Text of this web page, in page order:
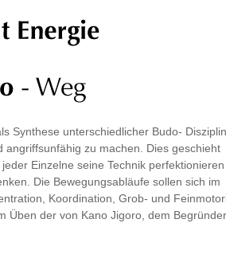
Synthese unterschiedlicher Budo-
zu machen. Dies geschieht
Einzelne seine Technik perfektionieren
Die Bewegungsabläufe sollen sich im
Koordination, Grob- und
Üben der von Kano Jigoro, dem Begründer